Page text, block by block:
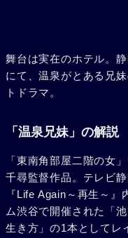
舞台は実在のホテル。
にて、温泉がとある兄
トドラマ。
「温泉兄妹」の解説
「東南角部屋二階の女
千尋監督作品。テレビ
『Life Again～再生～
ム渋谷で開催された「
生き方」の1本としてレ